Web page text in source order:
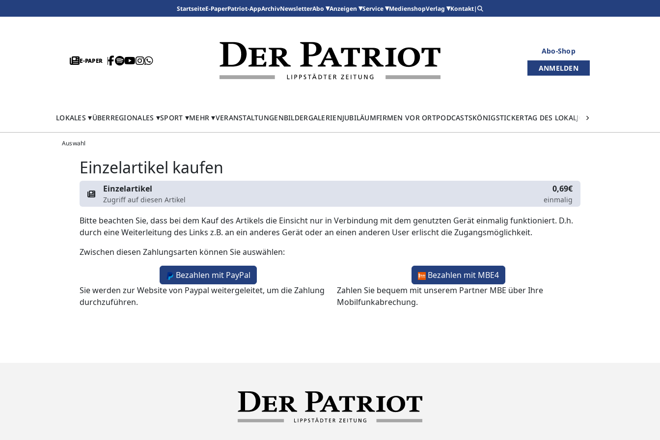
StartseiteE-PaperPatriot-AppArchivNewsletterAbo Anzeigen Service MedienshopVerlag Kontakt|
E-PAPER
Abo-Shop
ANMELDEN
LOKALES ÜBERREGIONALES SPORT MEHR VERANSTALTUNGENBILDERGALERIENJUBILÄUMFIRMEN VOR ORTPODCASTSKÖNIGSTICKERTAG DES LOKALJOURNALISMUS
Auswahl
Einzelartikel kaufen
Einzelartikel
Zugriff auf diesen Artikel
0,69€
einmalig
Bitte beachten Sie, dass bei dem Kauf des Artikels die Einsicht nur in Verbindung mit dem genutzten Gerät einmalig funktioniert. D.h.
durch eine Weiterleitung des Links z.B. an ein anderes Gerät oder an einen anderen User erlischt die Zugangsmöglichkeit.
Zwischen diesen Zahlungsarten können Sie auswählen:
Bezahlen mit PayPal
Sie werden zur Website von Paypal weitergeleitet, um die Zahlung
durchzuführen.
Bezahlen mit MBE4
Zahlen Sie bequem mit unserem Partner MBE über Ihre
Mobilfunkabrechung.